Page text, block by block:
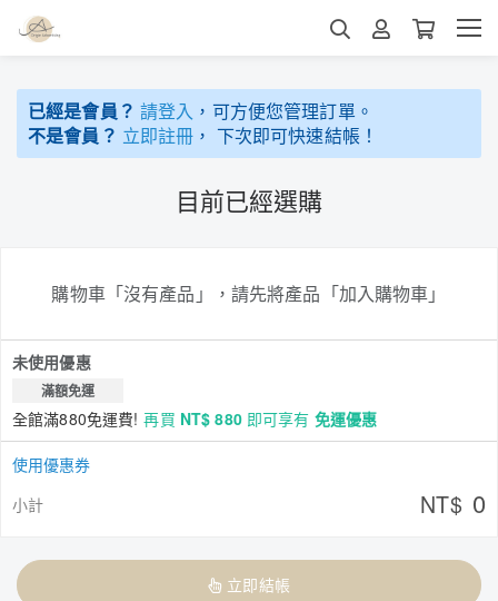
已經是會員？ 請登入 ，可方便您管理訂單。
不是會員？ 立即註冊 ， 下次即可快速結帳！
目前已經選購
購物車「沒有產品」，請先將產品「加入購物車」
未使用優惠
滿額免運
全館滿880免運費! 再買 NT$ 880即可享有 免運優惠
使用優惠券
小計
NT$ 0
立即結帳